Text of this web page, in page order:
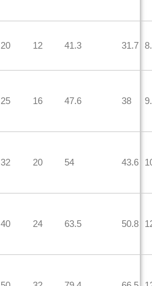
20 12 41.3 31.7
25 16 47.6 38
32 20 54 43.6
40 24 63.5 50.8